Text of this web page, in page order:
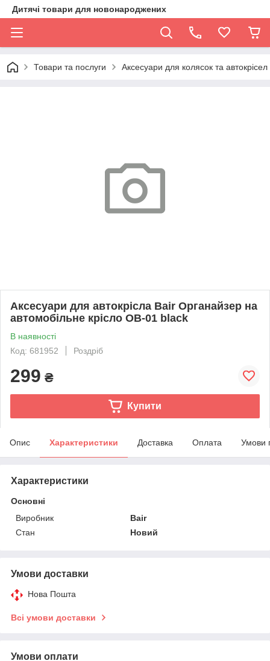
Дитячі товари для новонароджених
Товари та послуги Аксесуари для колясок та автокрісел
Аксесуари для автокрісла Bair Органайзер на
автомобільне крісло OB-01 black
В наявності
Код: 681952
Роздріб
299 ₴
Купити
Опис Характеристики Доставка Оплата Умови
Характеристики
Основні
Виробник
Bair
Стан
Новий
Умови доставки
Нова Пошта
Всі умови доставки
Умови оплати